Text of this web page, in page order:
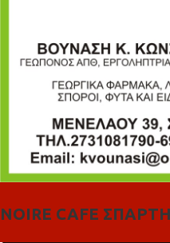
NOIRE CAFE ΣΠΑΡΤΗ